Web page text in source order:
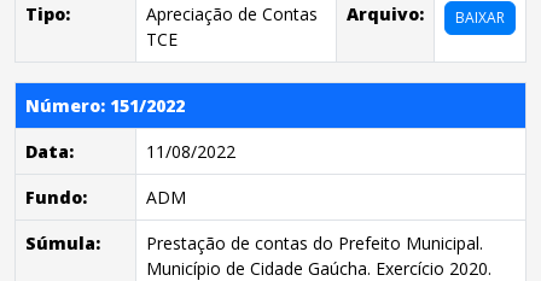
Tipo:
Apreciação de Contas
TCE
Arquivo: BAIXAR
Número: 151/2022
Data:
11/08/2022
Fundo:
ADM
Súmula:
Prestação de contas do Prefeito Municipal.
Município de Cidade Gaúcha. Exercício 2020.